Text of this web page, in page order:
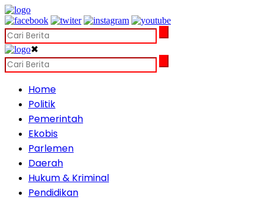
✖
Home
Politik
Pemerintah
Ekobis
Parlemen
Daerah
Hukum & Kriminal
Pendidikan